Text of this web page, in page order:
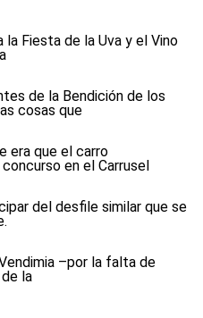
la Fiesta de la Uva y el Vino
de la Bendición de los
cosas que
era que el carro
en el Carrusel
del desfile similar que se
–por la falta de
la